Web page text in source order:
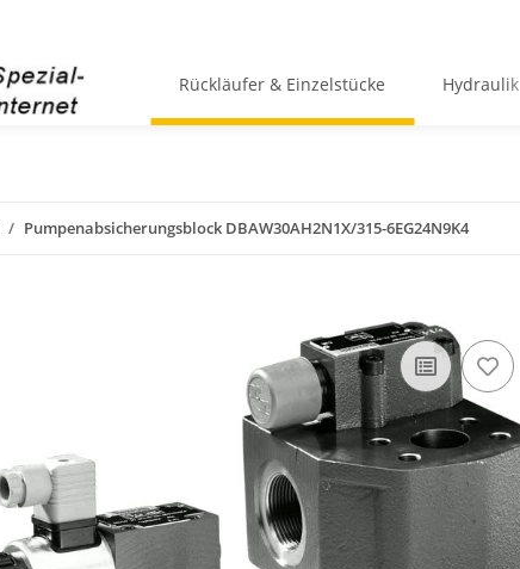
Rückläufer & Einzelstücke Hydraulik
Pumpenabsicherungsblock DBAW30AH2N1X/315-6EG24N9K4